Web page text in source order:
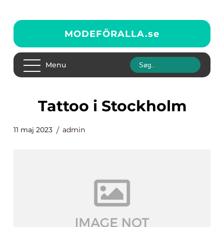
MODEFÖRALLA.se
Menu
tattoo i Stockholm
11 maj 2023 admin